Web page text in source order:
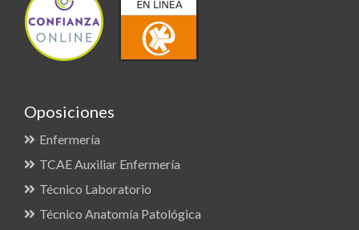
Oposiciones
Enfermería
TCAE Auxiliar Enfermería
Técnico Laboratorio
Técnico Anatomía Patológica